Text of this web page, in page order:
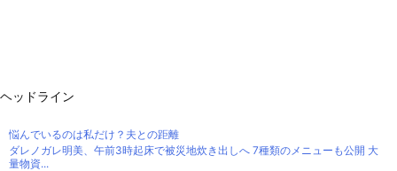
ヘッドライン
悩んでいるのは私だけ？夫との距離
ダレノガレ明美、午前3時起床で被災地炊き出しへ 7種類のメニューも公開 大
量物資...